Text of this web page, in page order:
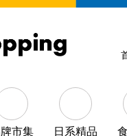
市集 日系精品